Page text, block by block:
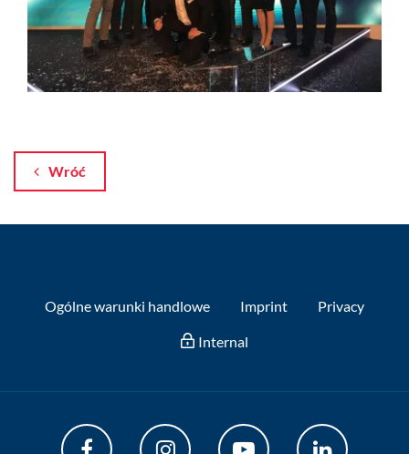
Wróć
Ogólne warunki handlowe Imprint Privacy
Internal